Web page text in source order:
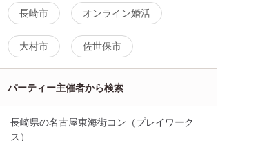
長崎市 オンライン婚活
大村市 佐世保市
パーティー主催者から検索
長崎県の名古屋東海街コン（プレイワーク
ス）